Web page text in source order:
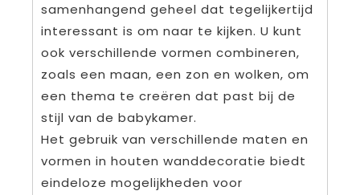
samenhangend geheel dat tegelijkertijd
interessant is om naar te kijken. U kunt
ook verschillende vormen combineren,
zoals een maan, een zon en wolken, om
een thema te creëren dat past bij de
stijl van de babykamer.
Het gebruik van verschillende maten en
vormen in houten wanddecoratie biedt
eindeloze mogelijkheden voor